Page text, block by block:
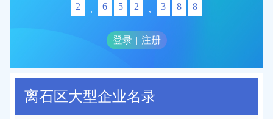
2 , 6 5 2 , 3 8 8
登录 | 注册
离石区大型企业名录